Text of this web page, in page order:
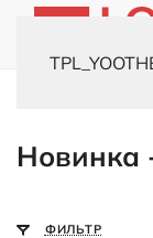
Новинка
ФИЛЬТР